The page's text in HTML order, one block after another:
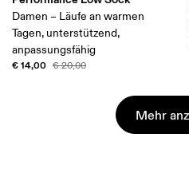
Damen – Läufe an warmen
Tagen, unterstützend,
anpassungsfähig
€ 14,00 € 20,00
Mehr